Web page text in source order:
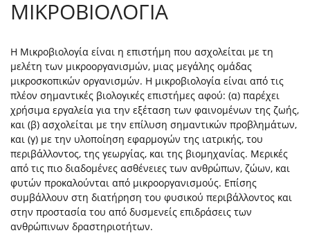
ΜΙΚΡΟΒΙΟΛΟΓΙΑ
Η Μικροβιολογία είναι η επιστήμη που ασχολείται με τη
μελέτη των μικροοργανισμών, μιας μεγάλης ομάδας
μικροσκοπικών οργανισμών. Η μικροβιολογία είναι από τις
πλέον σημαντικές βιολογικές επιστήμες αφού: (α) παρέχει
χρήσιμα εργαλεία για την εξέταση των φαινομένων της ζωής,
και (β) ασχολείται με την επίλυση σημαντικών προβλημάτων,
και (γ) με την υλοποίηση εφαρμογών της ιατρικής, του
περιβάλλοντος, της γεωργίας, και της βιομηχανίας. Μερικές
από τις πιο διαδομένες ασθένειες των ανθρώπων, ζώων, και
φυτών προκαλούνται από μικροοργανισμούς. Επίσης
συμβάλλουν στη διατήρηση του φυσικού περιβάλλοντος και
στην προστασία του από δυσμενείς επιδράσεις των
ανθρώπινων δραστηριοτήτων.